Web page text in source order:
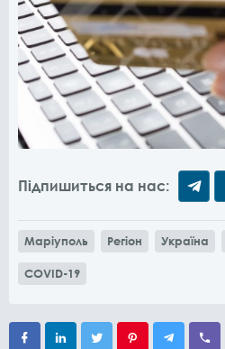
Підпишиться на нас:
Маріуполь Регіон Україна
COVID-19